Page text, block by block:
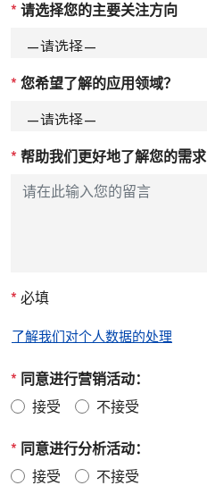
* 请选择您的主要关注方向
* 您希望了解的应用领域？
* 帮助我们更好地了解您的需求
* 必填
了解我们对个人数据的处理
* 同意进行营销活动：
接受 不接受
* 同意进行分析活动：
接受 不接受